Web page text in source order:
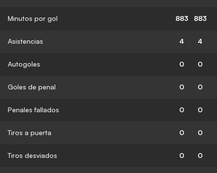
Minutos por gol 883 883
Asistencias 4 4
Autogoles 0 0
Goles de penal 0 0
Penales fallados 0 0
Tiros a puerta 0 0
Tiros desviados 0 0